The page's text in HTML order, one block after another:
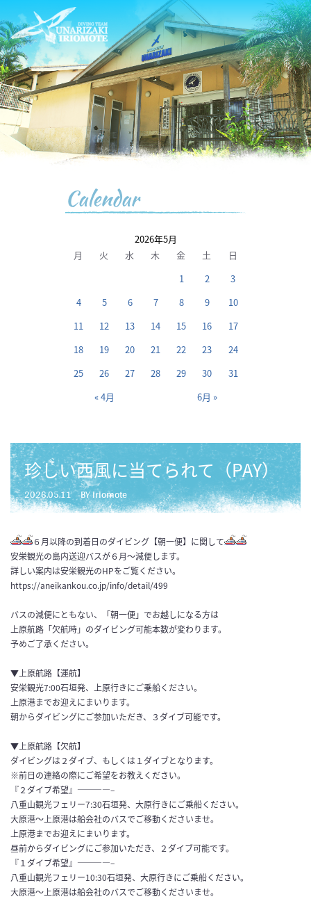
Calendar
2026年5月
月
火 水 木 金 土 日
« 4月 6月 »
1 2
3
4
5 6 7 8 9
10
11
12 13 14 15 16
17
18
19 20 21 22 23
24
25
26 27 28 29 30 31
珍しい西風に当てられて（PAY）
2026.05.11 BY iriomote
６月以降の到着日のダイビング【朝一便】に関して
安栄観光の島内送迎バスが６月～減便します。
詳しい案内は安栄観光のHPをご覧ください。
https://aneikankou.co.jp/info/detail/499
バスの減便にともない、「朝一便」でお越しになる方は
上原航路「欠航時」のダイビング可能本数が変わります。
予めご了承ください。
▼上原航路【運航】
安栄観光7:00石垣発、上原行きにご乗船ください。
上原港までお迎えにまいります。
朝からダイビングにご参加いただき、３ダイブ可能です。
▼上原航路【欠航】
ダイビングは２ダイブ、もしくは１ダイブとなります。
※前日の連絡の際にご希望をお教えください。
『２ダイブ希望』————–
八重山観光フェリー7:30石垣発、大原行きにご乗船ください。
大原港～上原港は船会社のバスでご移動くださいませ。
上原港までお迎えにまいります。
昼前からダイビングにご参加いただき、２ダイブ可能です。
『１ダイブ希望』————–
八重山観光フェリー10:30石垣発、大原行きにご乗船ください。
大原港～上原港は船会社のバスでご移動くださいませ。